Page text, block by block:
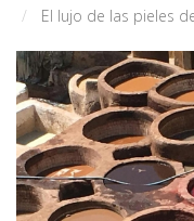
El lujo de las pieles